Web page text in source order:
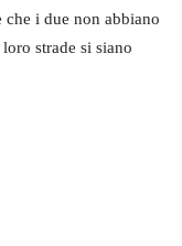
che i due non abbiano
strade si siano